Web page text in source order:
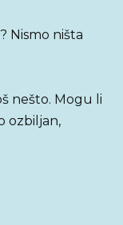
Nismo ništa
nešto. Mogu li
ozbiljan,